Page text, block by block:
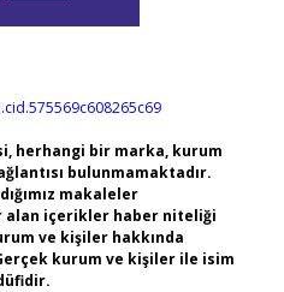
herhangi bir marka, kurum
bulunmamaktadır.
makaleler
alan içerikler haber niteliği
ve kişiler hakkında
kurum ve kişiler ile isim